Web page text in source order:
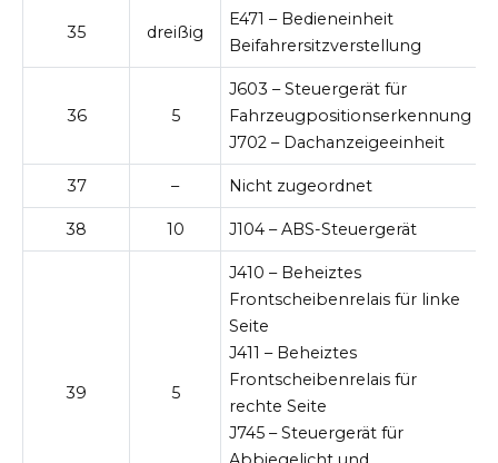
35 dreißig
E471 – Bedieneinheit
Beifahrersitzverstellung
36 5
J603 – Steuergerät für
Fahrzeugpositionserkennung
J702 – Dachanzeigeeinheit
37 – Nicht zugeordnet
38 10 J104 – ABS-Steuergerät
39 5
J410 – Beheiztes
Frontscheibenrelais für linke
Seite
J411 – Beheiztes
Frontscheibenrelais für
rechte Seite
J745 – Steuergerät für